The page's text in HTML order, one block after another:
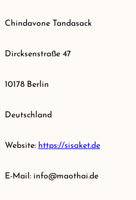
Chindavone Tandasack
Dircksenstraße 47
10178 Berlin
Deutschland
Website: https://sisaket.de
E-Mail: info@maothai.de